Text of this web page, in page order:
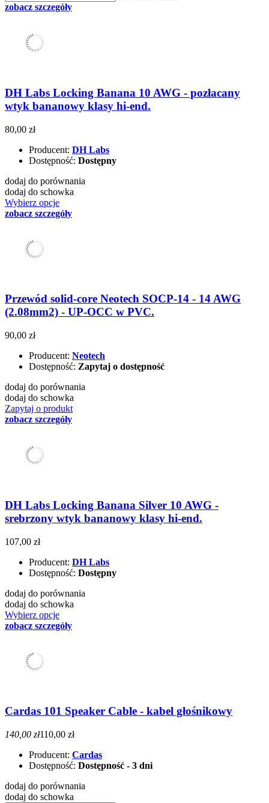
zobacz szczegóły
DH Labs Locking Banana 10 AWG - pozłacany
wtyk bananowy klasy hi-end.
80,00 zł
Producent: DH Labs
Dostępność: Dostępny
dodaj do porównania
dodaj do schowka
Wybierz opcje
zobacz szczegóły
Przewód solid-core Neotech SOCP-14 - 14 AWG
(2.08mm2) - UP-OCC w PVC.
90,00 zł
Producent: Neotech
Dostępność: Zapytaj o dostępność
dodaj do porównania
dodaj do schowka
Zapytaj o produkt
zobacz szczegóły
DH Labs Locking Banana Silver 10 AWG -
srebrzony wtyk bananowy klasy hi-end.
107,00 zł
Producent: DH Labs
Dostępność: Dostępny
dodaj do porównania
dodaj do schowka
Wybierz opcje
zobacz szczegóły
Cardas 101 Speaker Cable - kabel głośnikowy
140,00 zł110,00 zł
Producent: Cardas
Dostępność: Dostępność - 3 dni
dodaj do porównania
dodaj do schowka